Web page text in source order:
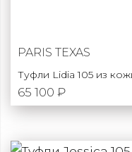
PARIS TEXAS
Туфли Lidia 105 из
65 100 ₽